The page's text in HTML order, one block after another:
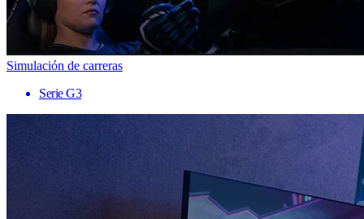
Simulación de carreras
Serie G3